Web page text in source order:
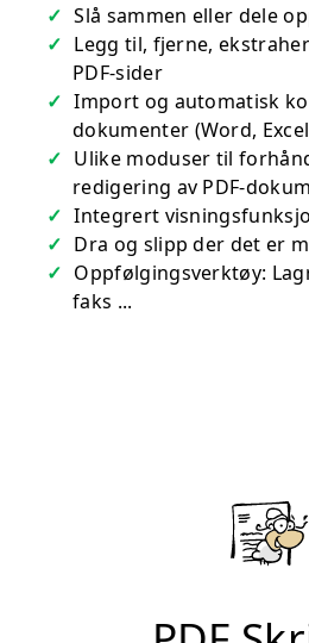
Slå sammen eller dele
Legg til, fjerne,
PDF-sider
Import og automatisk
dokumenter (Word,
Ulike moduser til
redigering av PDF-
Integrert
Dra og slipp der det er
Oppfølgingsverktøy:
faks ...